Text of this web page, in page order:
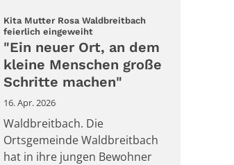
Kita Mutter Rosa Waldbreitbach
feierlich eingeweiht:
"Ein neuer Ort, an dem
kleine Menschen große
Schritte machen"
16. Apr. 2026
Waldbreitbach. Die
Ortsgemeinde Waldbreitbach
hat in ihre jungen Bewohner